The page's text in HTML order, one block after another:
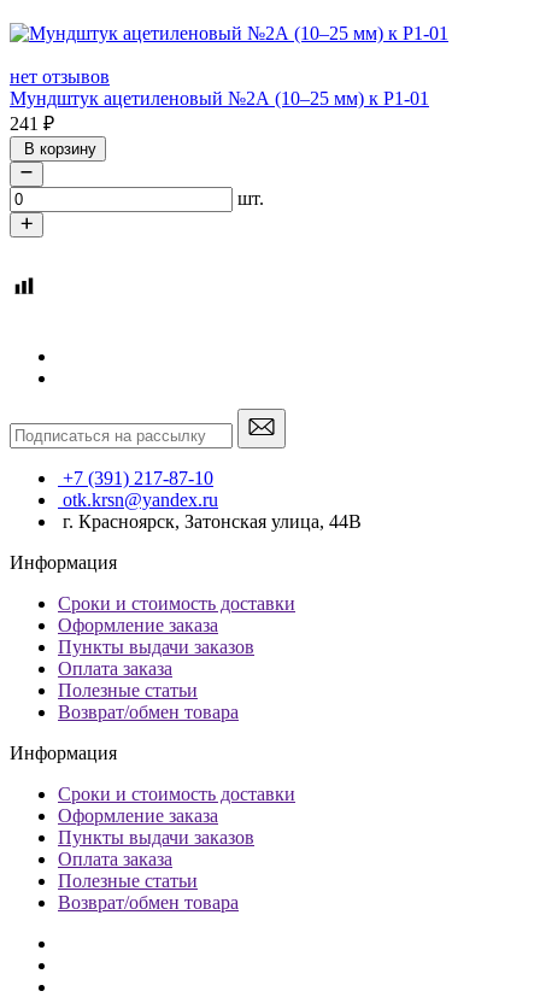
нет отзывов
Мундштук ацетиленовый №2А (10–25 мм) к Р1-01
241 ₽
В корзину
шт.
+7 (391) 217-87-10
otk.krsn@yandex.ru
г. Красноярск, Затонская улица, 44В
Информация
Сроки и стоимость доставки
Оформление заказа
Пункты выдачи заказов
Оплата заказа
Полезные статьи
Возврат/обмен товара
Информация
Сроки и стоимость доставки
Оформление заказа
Пункты выдачи заказов
Оплата заказа
Полезные статьи
Возврат/обмен товара